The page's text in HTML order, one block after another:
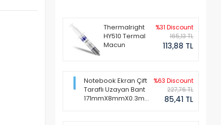
Thermalright
HY510 Termal
Macun
%31 Discount
165,13 TL
113,88 TL
Notebook Ekran Çift
Taraflı Uzayan Bant
171mmX8mmX0.3mm
%63 Discount
227,76 TL
85,41 TL